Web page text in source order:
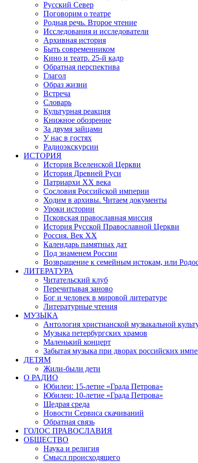
Русский Север
Поговорим о театре
Родная речь. Второе чтение
Исследования и исследователи
Архивная история
Быть современником
Кино и театр. 25-й кадр
Обратная перспектива
Глагол
Образ жизни
Встреча
Словарь
Культурная реакция
Книжное обозрение
За двумя зайцами
У нас в гостях
Радиоэкскурсии
ИСТОРИЯ
История Вселенской Церкви
История Древней Руси
Патриархи XX века
Сословия Российской империи
Ходим в архивы. Читаем документы
Уроки истории
Псковская православная миссия
История Русской Православной Церкви
Россия. Век ХХ
Календарь памятных дат
Под знаменем России
Возвращение к семейным истокам, или
ЛИТЕРАТУРА
Читательский клуб
Перечитывая заново
Бог и человек в мировой литературе
Литературные чтения
МУЗЫКА
Антология христианской музыкальной
Музыка петербургских храмов
Маленький концерт
Забытая музыка при дворах российских
ДЕТЯМ
Жили-были дети
О РАДИО
Юбилеи: 15-летие «Града Петрова»
Юбилеи: 10-летие «Града Петрова»
Щедрая среда
Новости Сервиса скачиваний
Обратная связь
ГОЛОС ПРАВОСЛАВИЯ
ОБЩЕСТВО
Наука и религия
Смысл происходящего